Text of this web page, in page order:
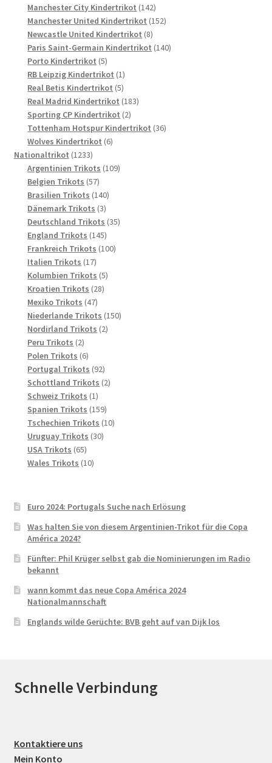
Produkte
Manchester City Kindertrikot 142142
Produkte
Manchester United Kindertrikot 152152
Newcastle United Kindertrikot 88
Produkte
Paris Saint-Germain Kindertrikot 140140
Porto Kindertrikot 55
Produkte
RB Leipzig Kindertrikot 11
Produkt
Real Betis Kindertrikot 55
Produkte
Real Madrid Kindertrikot 183183
Sporting CP Kindertrikot 22
Produkte
Tottenham Hotspur Kindertrikot 3636
Wolves Kindertrikot 66
Nationaltrikot 12331233
Produkte
Argentinien Trikots 109109
Belgien Trikots 5757
Produkte
Brasilien Trikots 140140
Dänemark Trikots 33
Produkte
Deutschland Trikots 3535
England Trikots 145145
Produkte
Frankreich Trikots 100100
Italien Trikots 1717
Produkte
Kolumbien Trikots 55
Kroatien Trikots 2828
Mexiko Trikots 4747
Produkte
Niederlande Trikots 150150
Nordirland Trikots 22
Peru Trikots 22
Produkte
Polen Trikots 66
Produkte
Portugal Trikots 9292
Produkte
Schottland Trikots 22
Schweiz Trikots 11
Produkt
Spanien Trikots 159159
Produkte
Tschechien Trikots 1010
Uruguay Trikots 3030
USA Trikots 6565
Produkte
Wales Trikots 1010
Euro 2024: Portugals Suche nach Erlösung
Was halten Sie von diesem Argentinien-Trikot für die Copa
América 2024?
Fünfter: Phil Krüger selbst gab die Nominierungen im Radio
bekannt
wann kommt das neue Copa América 2024
Nationalmannschaft
Englands wilde Gerüchte: BVB geht auf van Dijk los
Schnelle Verbindung
Kontaktiere uns
Mein Konto